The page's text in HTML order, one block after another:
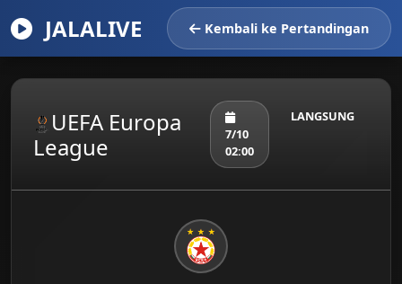
JALALIVE Kembali ke Pertandingan
UEFA Europa
League
7/10
02:00
LANGSUNG